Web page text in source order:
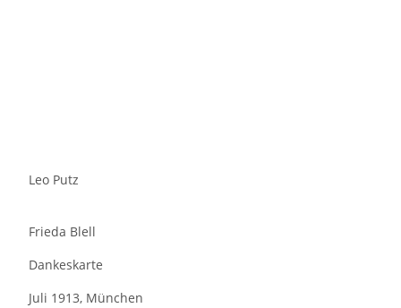
Leo Putz
Frieda Blell
Dankeskarte
Juli 1913, München